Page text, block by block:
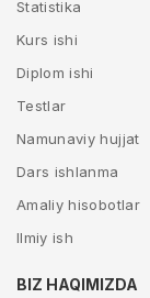
Statistika
Kurs ishi
Diplom ishi
Testlar
Namunaviy hujjat
Dars ishlanma
Amaliy hisobotlar
Ilmiy ish
BIZ HAQIMIZDA